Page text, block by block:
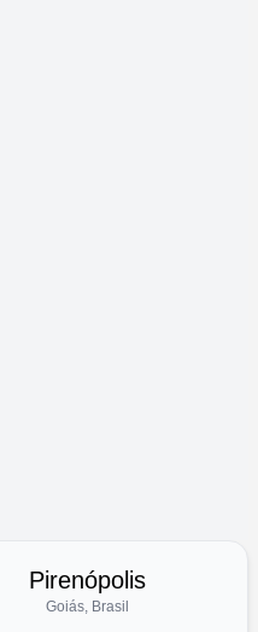
Pirenópolis
Goiás, Brasil